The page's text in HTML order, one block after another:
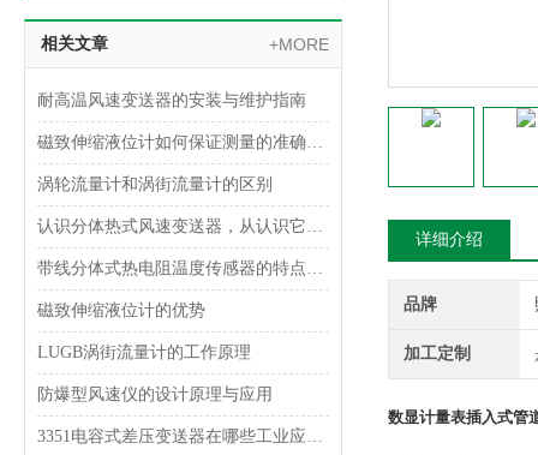
相关文章 +MORE
耐高温风速变送器的安装与维护指南
磁致伸缩液位计如何保证测量的准确性？
涡轮流量计和涡街流量计的区别
认识分体热式风速变送器，从认识它的功能特点开始
带线分体式热电阻温度传感器的特点及应用
磁致伸缩液位计的优势
LUGB涡街流量计的工作原理
防爆型风速仪的设计原理与应用
3351电容式差压变送器在哪些工业应用中使用？
详细介绍
品牌
加工定制
数显计量表插入式管